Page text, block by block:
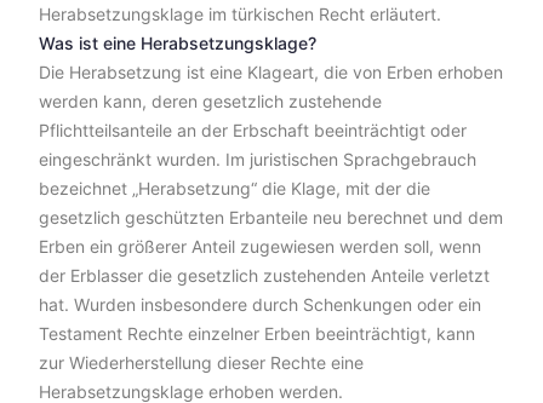
Herabsetzungsklage im türkischen Recht erläutert.
Was ist eine Herabsetzungsklage?
Die Herabsetzung ist eine Klageart, die von Erben erhoben
werden kann, deren gesetzlich zustehende
Pflichtteilsanteile an der Erbschaft beeinträchtigt oder
eingeschränkt wurden. Im juristischen Sprachgebrauch
bezeichnet „Herabsetzung“ die Klage, mit der die
gesetzlich geschützten Erbanteile neu berechnet und dem
Erben ein größerer Anteil zugewiesen werden soll, wenn
der Erblasser die gesetzlich zustehenden Anteile verletzt
hat. Wurden insbesondere durch Schenkungen oder ein
Testament Rechte einzelner Erben beeinträchtigt, kann
zur Wiederherstellung dieser Rechte eine
Herabsetzungsklage erhoben werden.